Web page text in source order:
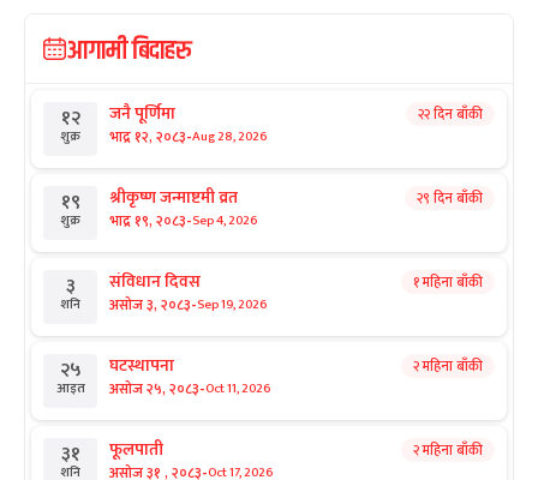
आगामी बिदाहरु
१२
शुक्र
जनै पूर्णिमा
भाद्र १२, २०८३-Aug 28, 2026
२२ दिन बाँकी
१९
शुक्र
श्रीकृष्ण जन्माष्टमी व्रत
भाद्र १९, २०८३-Sep 4, 2026
२९ दिन बाँकी
३
शनि
संविधान दिवस
असोज ३, २०८३-Sep 19, 2026
१ महिना बाँकी
२५
आइत
घटस्थापना
असोज २५, २०८३-Oct 11, 2026
२ महिना बाँकी
३१
शनि
फूलपाती
असोज ३१ , २०८३-Oct 17, 2026
२ महिना बाँकी